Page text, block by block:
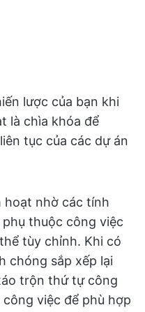
lược của bạn khi
là chìa khóa để
tục của các dự án
hoạt nhờ các tính
thuộc công việc
tùy chỉnh. Khi có
chóng sắp xếp lại
trộn thứ tự công
việc để phù hợp